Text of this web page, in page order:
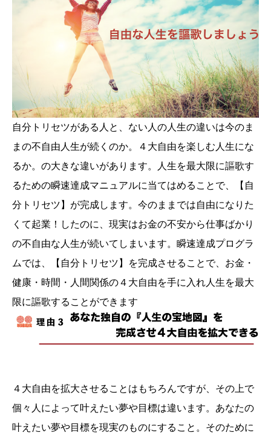
自分トリセツがある人と、ない人の人生の違いは今のま
まの不自由人生が続くのか。４大自由を楽しむ人生にな
るか。の大きな違いがあります。人生を最大限に謳歌す
るための瞬速達成マニュアルに当てはめることで、【自
分トリセツ】が完成します。今のままでは自由になりた
くて起業！したのに、現実はお金の不安から仕事ばかり
の不自由な人生が続いてしまいます。瞬速達成プログラ
ムでは、【自分トリセツ】を完成させることで、お金・
健康・時間・人間関係の４大自由を手に入れ人生を最大
限に謳歌することができます
４大自由を拡大させることはもちろんですが、その上で
個々人によって叶えたい夢や目標は違います。あなたの
叶えたい夢や目標を現実のものにすること。そのために